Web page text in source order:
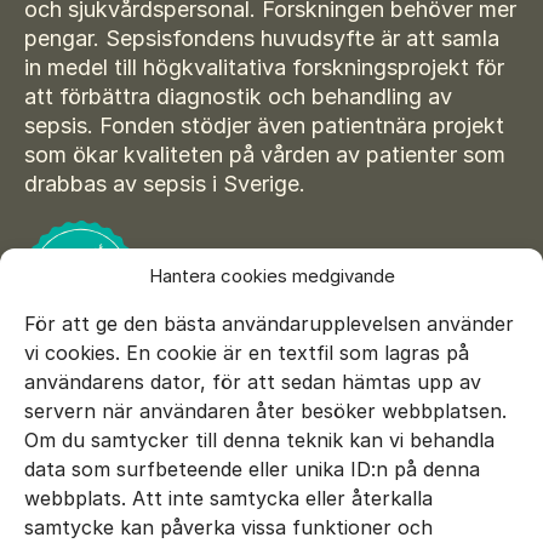
Hantera cookies medgivande
För att ge den bästa användarupplevelsen använder
vi cookies. En cookie är en textfil som lagras på
användarens dator, för att sedan hämtas upp av
servern när användaren åter besöker webbplatsen.
Om du samtycker till denna teknik kan vi behandla
data som surfbeteende eller unika ID:n på denna
webbplats. Att inte samtycka eller återkalla
samtycke kan påverka vissa funktioner och
För amputerade
Ansök om bidrag
Sepsisforum
Axel Lyons minnesstipendium
Vår Integritetspolicy
Våra partners
Vid begravning
Testamente
Beställ material
Norsk
Íslenska
Dansk
och sjukvårdspersonal. Forskningen behöver mer
pengar. Sepsisfondens huvudsyfte är att samla
in medel till högkvalitativa forskningsprojekt för
att förbättra diagnostik och behandling av
sepsis. Fonden stödjer även patientnära projekt
som ökar kvaliteten på vården av patienter som
drabbas av sepsis i Sverige.
E-mail: info@sepsisfonden.se
DONERA